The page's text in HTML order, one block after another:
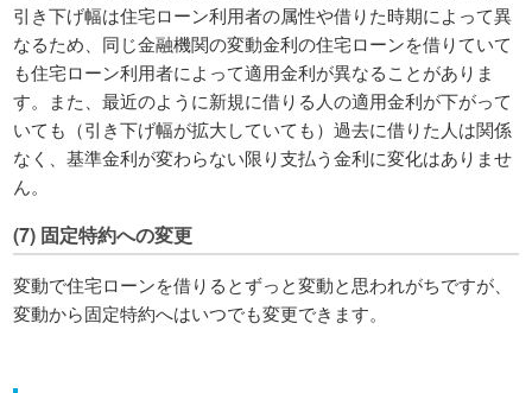
引き下げ幅は住宅ローン利用者の属性や借りた時期によって異
なるため、同じ金融機関の変動金利の住宅ローンを借りていて
も住宅ローン利用者によって適用金利が異なることがありま
す。また、最近のように新規に借りる人の適用金利が下がって
いても（引き下げ幅が拡大していても）過去に借りた人は関係
なく、基準金利が変わらない限り支払う金利に変化はありませ
ん。
(7) 固定特約への変更
変動で住宅ローンを借りるとずっと変動と思われがちですが、
変動から固定特約へはいつでも変更できます。